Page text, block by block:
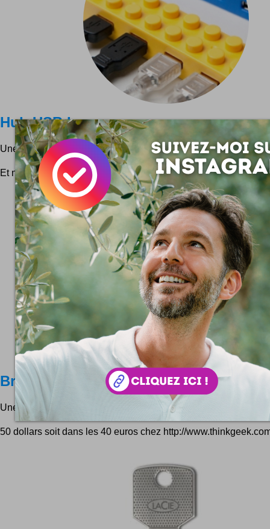
Hub USB Lego
Une brique Lego comme hub USB.
Et non pas le contraire ! 12 dollars ici
Briquet USB
Une clé USB et un briquet dans le même superbe zippo !
50 dollars soit dans les 40 euros chez http://